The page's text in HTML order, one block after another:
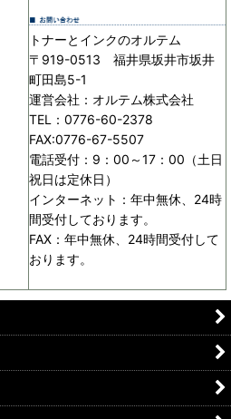
トナーとインクのオルテム
〒919-0513 福井県坂井市坂井
町田島5-1
運営会社：オルテム株式会社
TEL：0776-60-2378
FAX:0776-67-5507
電話受付：9：00～17：00（土日
祝日は定休日）
インターネット：年中無休、24時
間受付しております。
FAX：年中無休、24時間受付して
おります。